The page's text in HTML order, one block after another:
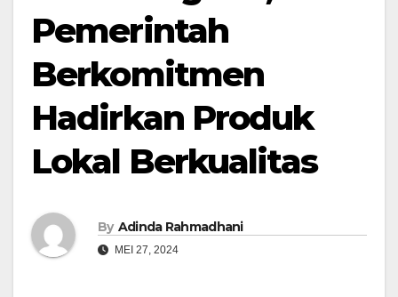
Pemerintah
Berkomitmen
Hadirkan Produk
Lokal Berkualitas
By Adinda Rahmadhani
MEI 27, 2024